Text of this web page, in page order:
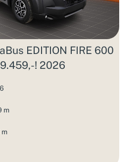
EDITION FIRE 600
! 2026
m
m